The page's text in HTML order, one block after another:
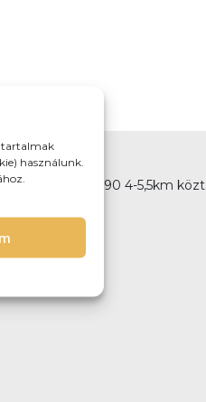
tartalmak
használunk.
3-4km-közt: 990 4-5,5km